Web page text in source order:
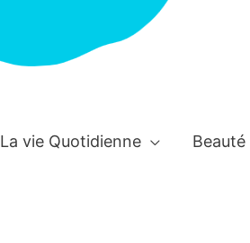
La vie Quotidienne Beauté